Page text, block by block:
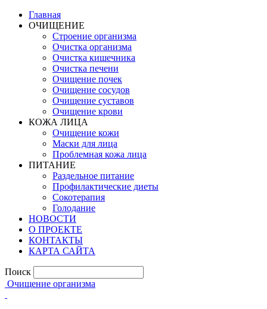
Главная
ОЧИЩЕНИЕ
Строение организма
Очистка организма
Очистка кишечника
Очистка печени
Очищение почек
Очищение сосудов
Очищение суставов
Очищение крови
КОЖА ЛИЦА
Очищение кожи
Маски для лица
Проблемная кожа лица
ПИТАНИЕ
Раздельное питание
Профилактические диеты
Сокотерапия
Голодание
НОВОСТИ
О ПРОЕКТЕ
КОНТАКТЫ
КАРТА САЙТА
Поиск
Очищение организма